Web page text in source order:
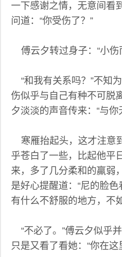
一下感谢之情，无意间看
问道：“你受伤了？”
傅云夕转过身子：“小伤
“和我有关系吗？”不知
伤似乎与自己有种不可脱
夕淡淡的声音传来：“与你
寒雁抬起头，这才注意
乎苍白了一些，比起他平
来，多了几分柔和的羸弱
是好心提醒道：“尼的脸
有什么不舒服的地方，不
“不必了。”傅云夕似乎
只是又看了看她：“你在这